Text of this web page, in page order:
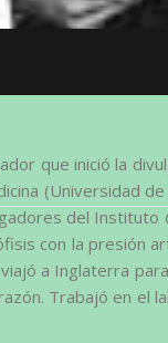
que inició la
(Universidad
del Instituto
con la presión
a Inglaterra
Trabajó en el